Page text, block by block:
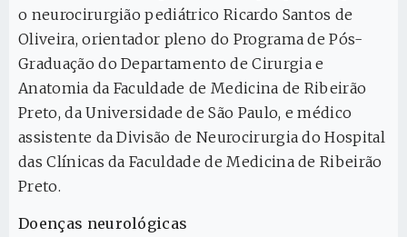
o neurocirurgião pediátrico Ricardo Santos de
Oliveira, orientador pleno do Programa de Pós-
Graduação do Departamento de Cirurgia e
Anatomia da Faculdade de Medicina de Ribeirão
Preto, da Universidade de São Paulo, e médico
assistente da Divisão de Neurocirurgia do Hospital
das Clínicas da Faculdade de Medicina de Ribeirão
Preto.
Doenças neurológicas